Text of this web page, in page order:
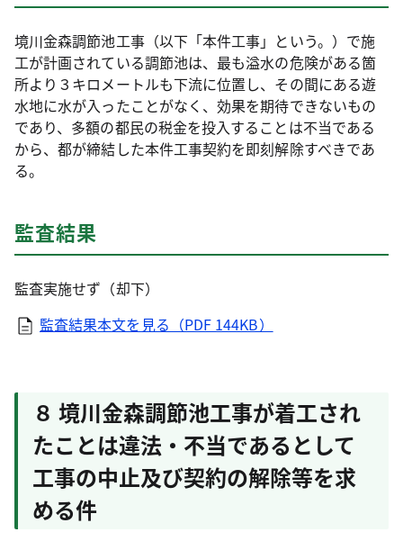
境川金森調節池工事（以下「本件工事」という。）で施
工が計画されている調節池は、最も溢水の危険がある箇
所より３キロメートルも下流に位置し、その間にある遊
水地に水が入ったことがなく、効果を期待できないもの
であり、多額の都民の税金を投入することは不当である
から、都が締結した本件工事契約を即刻解除すべきであ
る。
監査結果
監査実施せず（却下）
監査結果本文を見る（PDF 144KB）
８ 境川金森調節池工事が着工され
たことは違法・不当であるとして
工事の中止及び契約の解除等を求
める件